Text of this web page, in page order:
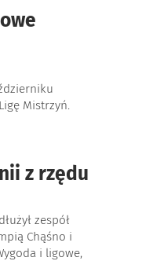
Mistrzyń.
z rzędu
zespół
Chąśno i
i ligowe,